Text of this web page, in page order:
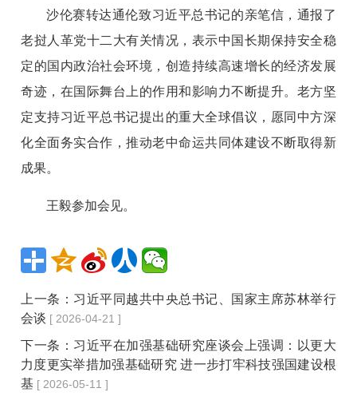
沙伦赛转达通伦致习近平总书记的亲笔信，通报了
老挝人革党十二大有关情况，表示中国长期保持安全稳
定的国内政治社会环境，创造持续高速增长的经济发展
奇迹，在国际舞台上的作用和影响力不断提升。老方坚
定支持习近平总书记提出的重大全球倡议，愿同中方深
化全面务实合作，推动老中命运共同体建设不断取得新
成果。
王毅参加会见。
上一条： 习近平同越共中央总书记、国家主席苏林举行
会谈 [ 2026-04-21 ]
下一条： 习近平在加强基础研究座谈会上强调：以更大
力度更实举措加强基础研究 进一步打牢科技强国建设根
基 [ 2026-05-11 ]